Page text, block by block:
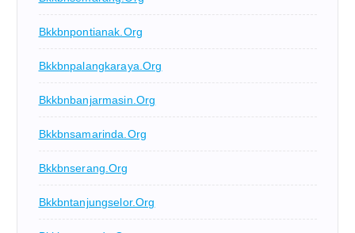
Bkkbnpontianak.org
Bkkbnpalangkaraya.org
Bkkbnbanjarmasin.org
Bkkbnsamarinda.org
Bkkbnserang.org
Bkkbntanjungselor.org